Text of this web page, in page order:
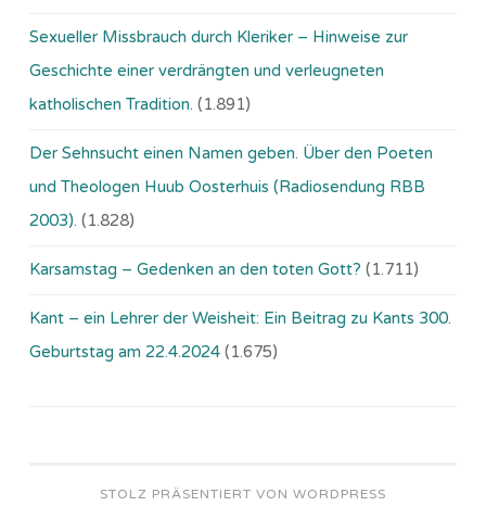
Sexueller Missbrauch durch Kleriker – Hinweise zur
Geschichte einer verdrängten und verleugneten
katholischen Tradition. (1.891)
Der Sehnsucht einen Namen geben. Über den Poeten
und Theologen Huub Oosterhuis (Ra­dio­sen­dung RBB
2003). (1.828)
Karsamstag – Gedenken an den toten Gott? (1.711)
Kant – ein Lehrer der Weisheit: Ein Beitrag zu Kants 300.
Geburtstag am 22.4.2024 (1.675)
STOLZ PRÄSENTIERT VON WORDPRESS